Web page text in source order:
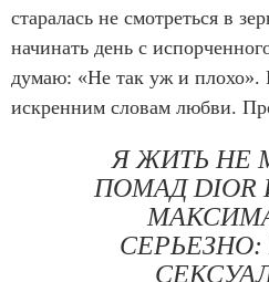
старалась не смотреться в
начинать день с
думаю: «Не так уж и плохо».
искренним словам любви.
Я ЖИТЬ НЕ
ПОМАД